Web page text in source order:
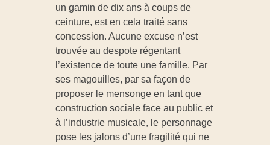
l
l
e
v
un gamin de dix ans à coups de
ceinture, est en cela traité sans
concession. Aucune excuse n’est
trouvée au despote régentant
l’existence de toute une famille. Par
ses magouilles, par sa façon de
proposer le mensonge en tant que
construction sociale face au public et
à l’industrie musicale, le personnage
pose les jalons d’une fragilité qui ne